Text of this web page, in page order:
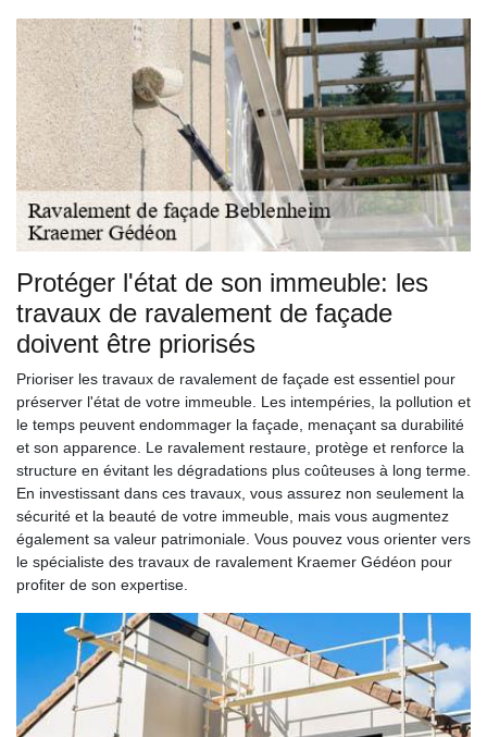
Protéger l'état de son immeuble: les
travaux de ravalement de façade
doivent être priorisés
Prioriser les travaux de ravalement de façade est essentiel pour
préserver l'état de votre immeuble. Les intempéries, la pollution et
le temps peuvent endommager la façade, menaçant sa durabilité
et son apparence. Le ravalement restaure, protège et renforce la
structure en évitant les dégradations plus coûteuses à long terme.
En investissant dans ces travaux, vous assurez non seulement la
sécurité et la beauté de votre immeuble, mais vous augmentez
également sa valeur patrimoniale. Vous pouvez vous orienter vers
le spécialiste des travaux de ravalement Kraemer Gédéon pour
profiter de son expertise.